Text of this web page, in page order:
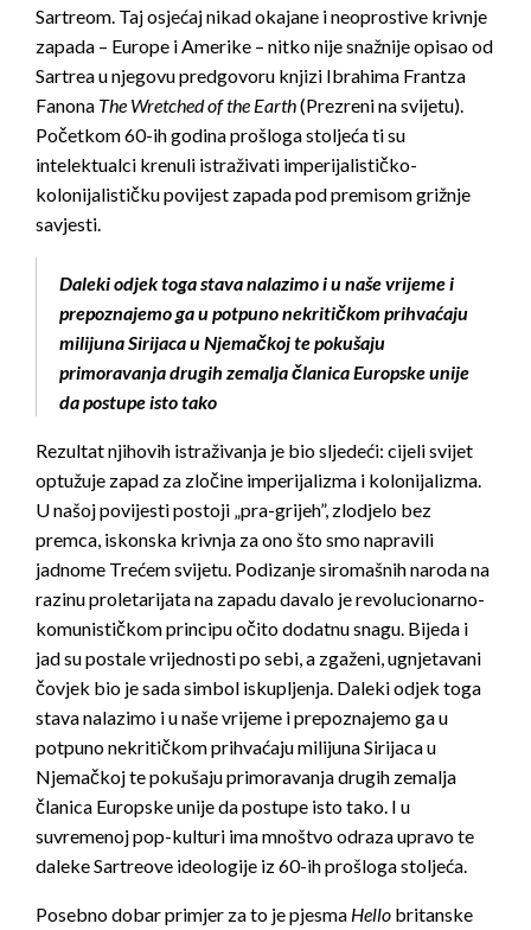
Sartreom. Taj osjećaj nikad okajane i neoprostive krivnje
zapada – Europe i Amerike – nitko nije snažnije opisao od
Sartrea u njegovu predgovoru knjizi Ibrahima Frantza
Fanona The Wretched of the Earth(Prezreni na svijetu).
Početkom 60-ih godina prošloga stoljeća ti su
intelektualci krenuli istraživati imperijalističko-
kolonijalističku povijest zapada pod premisom grižnje
savjesti.
Daleki odjek toga stava nalazimo i u naše vrijeme i
prepoznajemo ga u potpuno nekritičkom prihvaćaju
milijuna Sirijaca u Njemačkoj te pokušaju
primoravanja drugih zemalja članica Europske unije
da postupe isto tako
Rezultat njihovih istraživanja je bio sljedeći: cijeli svijet
optužuje zapad za zločine imperijalizma i kolonijalizma.
U našoj povijesti postoji „pra-grijeh”, zlodjelo bez
premca, iskonska krivnja za ono što smo napravili
jadnome Trećem svijetu. Podizanje siromašnih naroda na
razinu proletarijata na zapadu davalo je revolucionarno-
komunističkom principu očito dodatnu snagu. Bijeda i
jad su postale vrijednosti po sebi, a zgaženi, ugnjetavani
čovjek bio je sada simbol iskupljenja. Daleki odjek toga
stava nalazimo i u naše vrijeme i prepoznajemo ga u
potpuno nekritičkom prihvaćaju milijuna Sirijaca u
Njemačkoj te pokušaju primoravanja drugih zemalja
članica Europske unije da postupe isto tako. I u
suvremenoj pop-kulturi ima mnoštvo odraza upravo te
daleke Sartreove ideologije iz 60-ih prošloga stoljeća.
Posebno dobar primjer za to je pjesma Hello britanske